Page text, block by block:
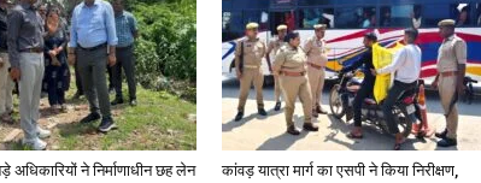
अधिकारियों ने निर्माणाधीन छह लेन
कांवड़ यात्रा मार्ग का एसपी ने किया निरीक्षण,